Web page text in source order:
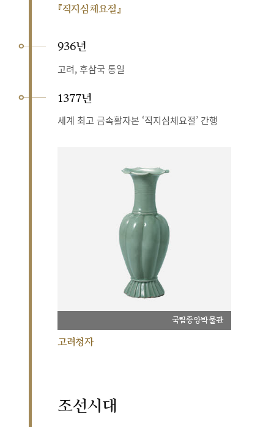
『직지심체요절』
936년
고려, 후삼국 통일
1377년
세계 최고 금속활자본 ‘직지심체요절’ 간행
국립중앙박물관
고려청자
조선시대